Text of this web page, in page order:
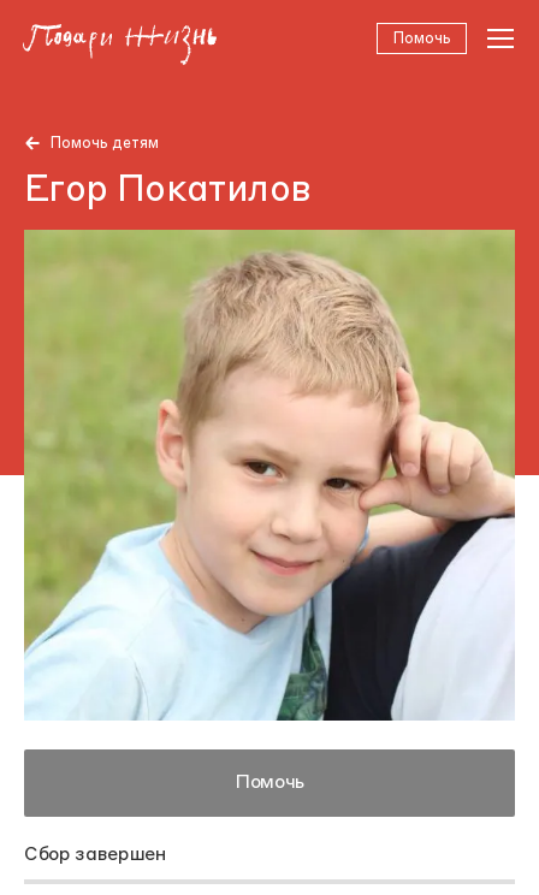
Помочь
Помочь детям
Егор Покатилов
Помочь
Сбор завершен